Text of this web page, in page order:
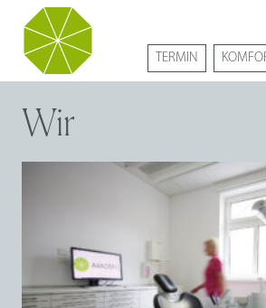
TERMIN
Wir